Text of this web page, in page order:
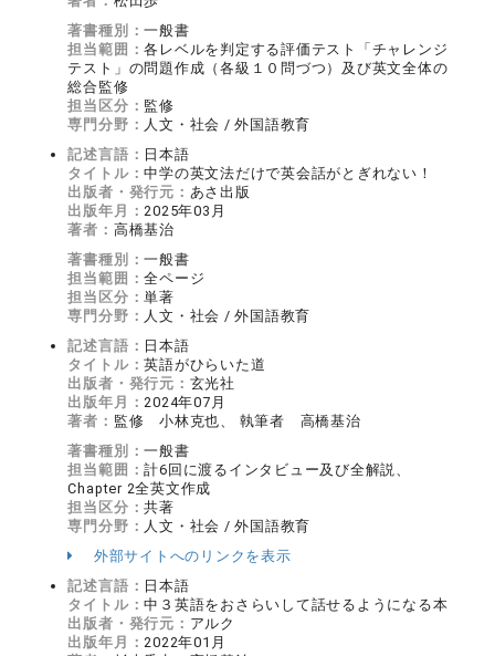
著書種別：一般書
担当範囲：各レベルを判定する評価テスト「チャレンジ
テスト」の問題作成（各級１０問づつ）及び英文全体の
総合監修
担当区分： 監修
専門分野： 人文・社会 / 外国語教育
記述言語： 日本語
タイトル：中学の英文法だけで英会話がとぎれない！
出版者・発行元： あさ出版
出版年月：2025年03月
著者： 高橋基治
著書種別：一般書
担当範囲：全ページ
担当区分：単著
専門分野： 人文・社会 / 外国語教育
記述言語： 日本語
タイトル：英語がひらいた道
出版者・発行元： 玄光社
出版年月：2024年07月
著者： 監修 小林克也、 執筆者 高橋基治
著書種別：一般書
担当範囲：計6回に渡るインタビュー及び全解説、
Chapter 2全英文作成
担当区分：共著
専門分野： 人文・社会 / 外国語教育
外部サイトへのリンクを表示
記述言語： 日本語
タイトル：中３英語をおさらいして話せるようになる本
出版者・発行元： アルク
出版年月：2022年01月